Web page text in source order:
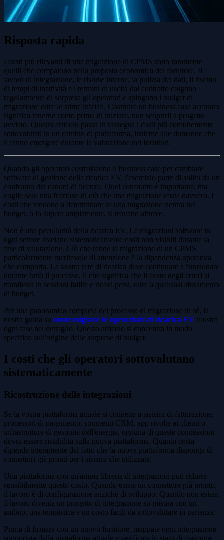
Risposta rapida
I costi più rilevanti di una migrazione di CPMS sono raramente
quelli che compaiono nella proposta economica del fornitore. Il
lavoro di integrazione, le risorse interne, la pulizia dei dati, il rischio
di tempi di inattività e i termini di uscita dal contratto colgono
regolarmente di sorpresa gli operatori e spingono i budget di
migrazione oltre le stime iniziali. Costruire un business case accurato
significa tenerne conto prima di iniziare, non scoprirli a progetto
avviato. Questo articolo passa in rassegna i costi più comunemente
sottovalutati in un cambio di piattaforma, insieme alle domande che
li fanno emergere durante la valutazione dei fornitori.
Quando gli operatori costruiscono il business case per cambiare
software di gestione della ricarica EV, l'esercizio parte di solito da un
confronto dei canoni di licenza. Quel confronto è importante, ma
coglie solo una frazione di ciò che una migrazione costa davvero. I
costi che tendono a determinare se una migrazione rientra nel
budget, o lo supera ampiamente, si trovano altrove.
Non è una peculiarità della ricarica EV. Le migrazioni software in
ogni settore rivelano sistematicamente costi non visibili durante la
fase di valutazione. Ciò che rende la migrazione di un CPMS
particolarmente meritevole di attenzione è la dipendenza operativa
che comporta. La vostra rete di ricarica deve continuare a funzionare
durante tutto il processo, il che significa che il costo degli errori si
manifesta in sessioni fallite e ricavi persi, oltre a qualsiasi sforamento
di budget.
Per una panoramica completa del processo di migrazione in sé, la
nostra guida su come migrare le operazioni di ricarica EV illustra
ogni fase nel dettaglio. Questo articolo si concentra in modo
specifico sull'origine delle sorprese di budget.
I costi che gli operatori sottovalutano
sistematicamente
Ricostruzione delle integrazioni
Se la vostra piattaforma attuale si connette a sistemi di fatturazione,
processori di pagamento, strumenti CRM, app rivolte ai clienti o
infrastrutture di gestione dell'energia, ognuna di queste connessioni
dovrà essere ristabilita sulla nuova piattaforma. Quanto costa
dipende interamente dal fatto che la nuova piattaforma disponga di
connettori già pronti per i sistemi che utilizzate.
Una piattaforma con un'ampia libreria di integrazioni può ridurre
sensibilmente questo costo. Quando esiste un connettore già pronto,
il lavoro è di configurazione anziché di sviluppo. Quando non esiste,
il lavoro diventa un progetto di integrazione su misura con un
ambito, una tempistica e un costo facili da sottovalutare in partenza.
Prima di firmare con un nuovo fornitore, mappate ogni integrazione
supportata dalla piattaforma attuale e verificate lo stato di ciascuna